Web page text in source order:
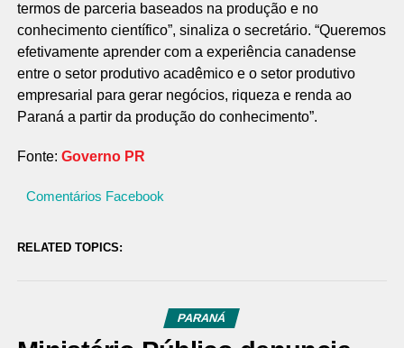
termos de parceria baseados na produção e no
conhecimento científico”, sinaliza o secretário. “Queremos
efetivamente aprender com a experiência canadense
entre o setor produtivo acadêmico e o setor produtivo
empresarial para gerar negócios, riqueza e renda ao
Paraná a partir da produção do conhecimento”.
Fonte: Governo PR
Comentários Facebook
RELATED TOPICS:
PARANÁ